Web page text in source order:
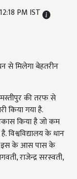
PM IST
से मिलेगा बेहतरीन
समस्तीपुर की तरफ से
किया गया है.
किया है जो कम
विश्वविद्यालय के धान
इस के आस पास के
राजेन्द्र सरस्वती,